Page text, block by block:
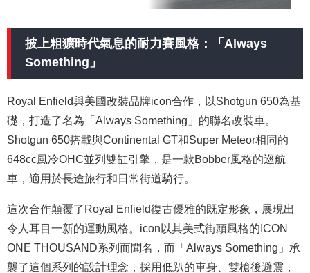
披上粗獷時代氣息的耐力賽風格：「Always
Something」
Royal Enfield與美國改裝品牌icon合作，以Shotgun 650為基
礎，打造了名為「Always Something」的聯名改裝車。
Shotgun 650搭載與Continental GT和Super Meteor相同的
648cc風冷OHC並列雙缸引擎，是一款Bobber風格的巡航
車，適用於長途旅行和日常街道騎行。
這次合作顛覆了Royal Enfield復古優雅的既定形象，展現出
令人耳目一新的運動風格。icon以其美式街頭風格的ICON
ONE THOUSAND系列而聞名，而「Always Something」承
襲了這個系列的設計理念，採用低趴的車身、雙槍後避震，